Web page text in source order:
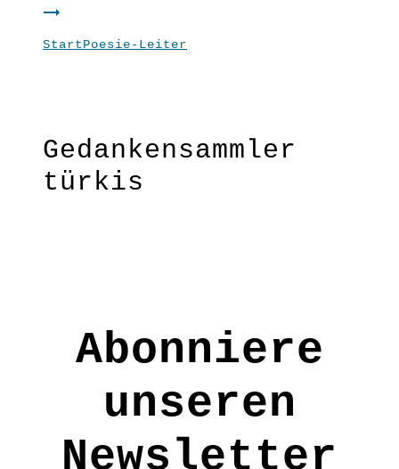
navigation
Freeda-
Box
StartPoesie-Leiter
Gedankensammler
türkis
wertvoller Momente, Worte &
Gefühle – ein schönes Geschenk
Neuanfang, für ein neues Jahr
Regenbogenserie ist ideal als
Abonniere
unseren
Newsletter